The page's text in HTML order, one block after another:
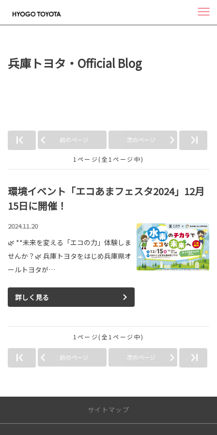
兵庫トヨタ・Official Blog
前のページ 次のページ
1ページ(全1ページ中)
環境イベント「エコあまフェスタ2024」12月
15日に開催！
2024.11.20
🌿 **未来を変える「エコの力」体験しま
せんか？🌿 兵庫トヨタをはじめ兵庫県オ
ールトヨタが…
詳しく見る
1ページ(全1ページ中)
前のページ 次のページ
サイトマップ